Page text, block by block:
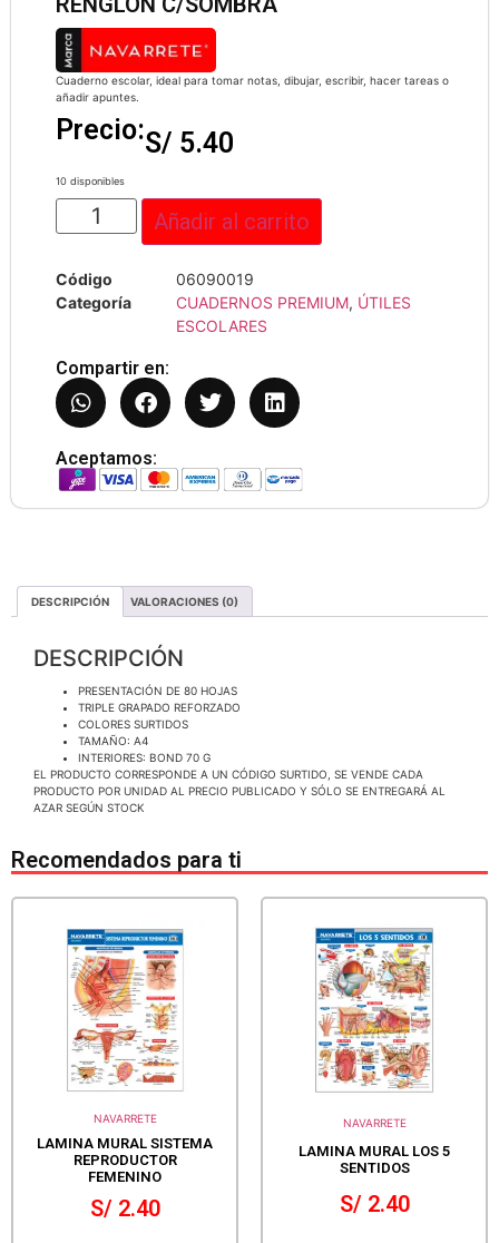
Cuaderno escolar, ideal para tomar notas, dibujar, escribir, hacer tareas o
añadir apuntes.
Precio:S/ 5.40
10 disponibles
Añadir al carrito
Código
06090019
Categoría
CUADERNOS PREMIUM, ÚTILES
ESCOLARES
Compartir en:
Aceptamos:
DESCRIPCIÓN VALORACIONES (0)
DESCRIPCIÓN
PRESENTACIÓN DE 80 HOJAS
TRIPLE GRAPADO REFORZADO
COLORES SURTIDOS
TAMAÑO: A4
INTERIORES: BOND 70 G
EL PRODUCTO CORRESPONDE A UN CÓDIGO SURTIDO, SE VENDE CADA
PRODUCTO POR UNIDAD AL PRECIO PUBLICADO Y SÓLO SE ENTREGARÁ AL
AZAR SEGÚN STOCK
Recomendados para ti
NAVARRETE
LAMINA MURAL SISTEMA
REPRODUCTOR
FEMENINO
S/2.40
NAVARRETE
LAMINA MURAL LOS 5
SENTIDOS
S/2.40